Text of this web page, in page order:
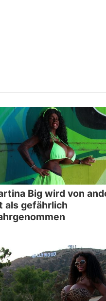
Big wird von
als gefährlich